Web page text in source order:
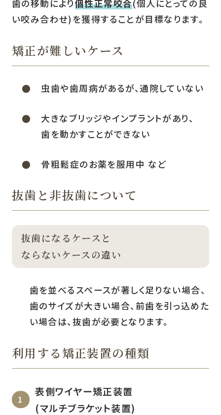
歯の移動により個性正常咬合(個人にとっての良
い咬み合わせ)を獲得することが目標なります。
矯正が難しいケース
虫歯や歯周病があるが、通院していない
大きなブリッジやインプラントがあり、
歯を動かすことができない
骨粗鬆症のお薬を服用中 など
抜歯と非抜歯について
抜歯になるケースと
ならないケースの違い
歯を並べるスペースが著しく足りない場合、
歯のサイズが大きい場合、前歯を引っ込めた
い場合は、抜歯が必要となります。
利用する矯正装置の種類
表側ワイヤー矯正装置
(マルチブラケット装置)